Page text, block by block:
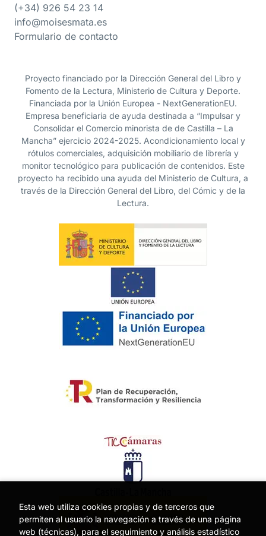
(+34) 926 54 23 14
info@moisesmata.es
Formulario de contacto
Proyecto financiado por la Dirección General del Libro y
Fomento de la Lectura, Ministerio de Cultura y Deporte.
Financiada por la Unión Europea - NextGenerationEU.
Empresa beneficiaria de ayuda destinada a “Impulsar y
Consolidar el Comercio minorista de de Castilla – La
Mancha” ejercicio 2024-2025. Acondicionamiento local y
rótulos comerciales, adquisición mobiliario de librería y
monitor tecnológico para publicación de contenidos. Este
proyecto ha recibido una ayuda del Ministerio de Cultura, a
través de la Dirección General del Libro, del Cómic y de la
Lectura.
Esta web utiliza cookies propias y de terceros que
permiten al usuario la navegación a través de una página
web (técnicas), para el seguimiento y análisis estadístico